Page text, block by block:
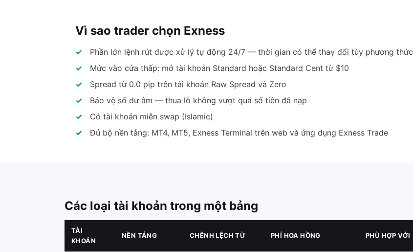
Vì sao trader chọn Exness
Phần lớn lệnh rút được xử lý tự động 24/7 — thời gian có thể thay đổi tùy phương thức
Mức vào cửa thấp: mở tài khoản Standard hoặc Standard Cent từ $10
Spread từ 0.0 pip trên tài khoản Raw Spread và Zero
Bảo vệ số dư âm — thua lỗ không vượt quá số tiền đã nạp
Có tài khoản miễn swap (Islamic)
Đủ bộ nền tảng: MT4, MT5, Exness Terminal trên web và ứng dụng Exness Trade
Các loại tài khoản trong một bảng
TÀI
KHOẢN
NỀN TẢNG CHÊNH LỆCH TỪ PHÍ HOA HỒNG PHÙ HỢP VỚI